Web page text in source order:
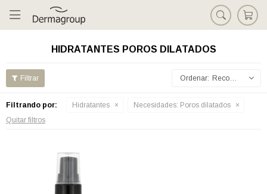

HIDRATANTES POROS DILATADOS
Recomendados
Filtrando por: Hidratantes Necesidades: Poros dilatados
Quitar filtros